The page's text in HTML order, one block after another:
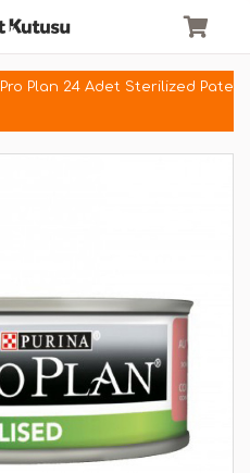
Pro Plan 24 Adet Sterilized Pate